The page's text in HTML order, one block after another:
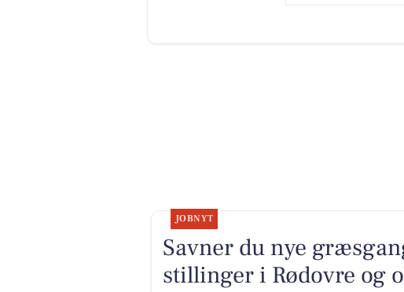
JOBNYT
Savner du nye
stillinger i Rødovre og